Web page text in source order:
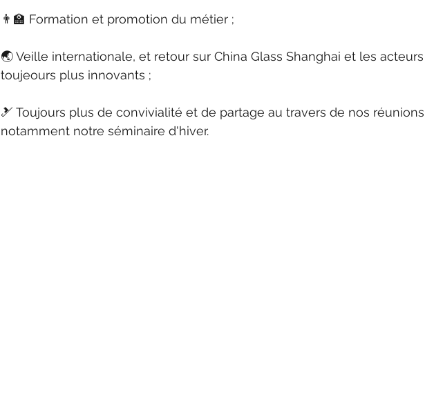
👨‍🏫 Formation et promotion du métier ;
🌏 Veille internationale, et retour sur China Glass Shanghai et les
toujeours plus innovants ;
🎿 Toujours plus de convivialité et de partage au travers de nos
notamment notre séminaire d'hiver.